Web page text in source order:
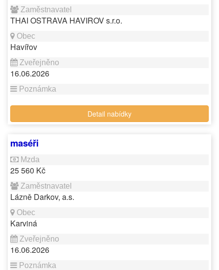
THAI OSTRAVA HAVIROV s.r.o.
Havířov
16.06.2026
Detail nabídky
maséři
25 560 Kč
Lázně Darkov, a.s.
Karviná
16.06.2026